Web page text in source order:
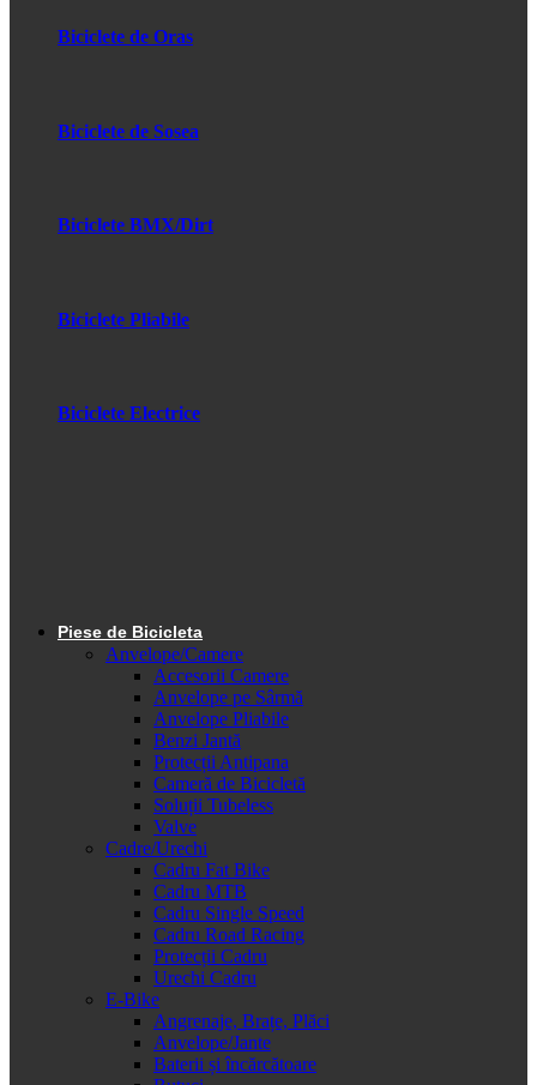
Biciclete de Oras
Biciclete de Sosea
Biciclete BMX/Dirt
Biciclete Pliabile
Biciclete Electrice
Piese de Bicicleta
Anvelope/Camere
Accesorii Camere
Anvelope pe Sârmă
Anvelope Pliabile
Benzi Jantă
Protecții Antipana
Cameră de Bicicletă
Soluții Tubeless
Valve
Cadre/Urechi
Cadru Fat Bike
Cadru MTB
Cadru Single Speed
Cadru Road Racing
Protecții Cadru
Urechi Cadru
E-Bike
Angrenaje, Brațe, Plăci
Anvelope/Jante
Baterii și încărcătoare